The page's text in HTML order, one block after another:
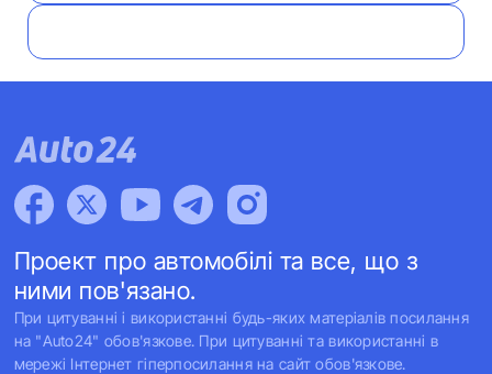
Проект про автомобілі та все, що з
ними пов'язано.
При цитуванні і використанні будь-яких матеріалів посилання
на "Auto24" обов'язкове. При цитуванні та використанні в
мережі Інтернет гіперпосилання на сайт обов'язкове.